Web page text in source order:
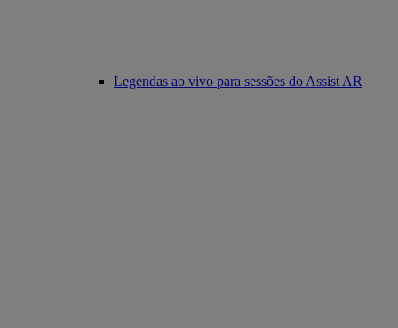
Legendas ao vivo para sessões do Assist AR